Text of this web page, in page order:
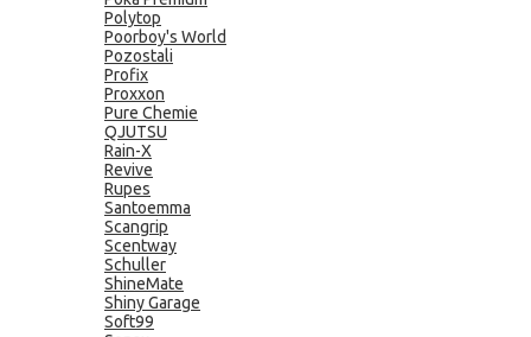
Polytop
Poorboy's World
Pozostali
Profix
Proxxon
Pure Chemie
QJUTSU
Rain-X
Revive
Rupes
Santoemma
Scangrip
Scentway
Schuller
ShineMate
Shiny Garage
Soft99